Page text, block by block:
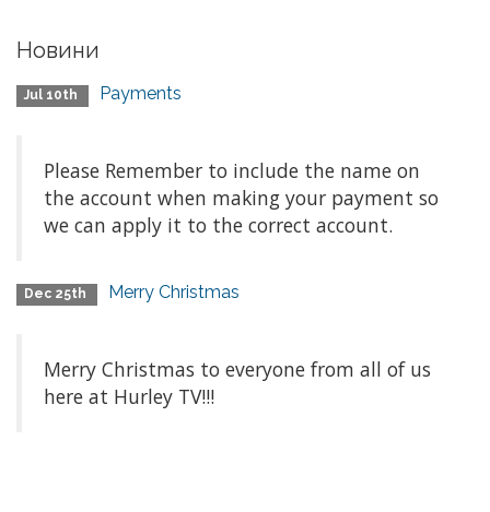
Новини
Jul 10th Payments
Please Remember to include the name on
the account when making your payment so
we can apply it to the correct account.
Dec 25th Merry Christmas
Merry Christmas to everyone from all of us
here at Hurley TV!!!